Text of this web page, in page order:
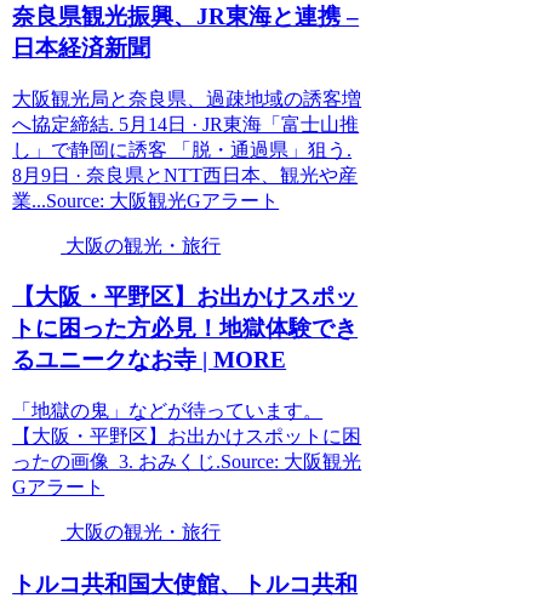
奈良県観光振興、JR東海と連携 –
日本経済新聞
大阪観光局と奈良県、過疎地域の誘客増
へ協定締結. 5月14日 · JR東海「富士山推
し」で静岡に誘客 「脱・通過県」狙う.
8月9日 · 奈良県とNTT西日本、観光や産
業...Source: 大阪観光Gアラート
大阪の観光・旅行
【大阪 ・平野区】お出かけスポッ
トに困った方必見！地獄体験でき
るユニークなお寺 | MORE
「地獄の鬼」などが待っています。
【大阪・平野区】お出かけスポットに困
ったの画像_3. おみくじ.Source: 大阪観光
Gアラート
大阪の観光・旅行
トルコ共和国大使館、トルコ共和